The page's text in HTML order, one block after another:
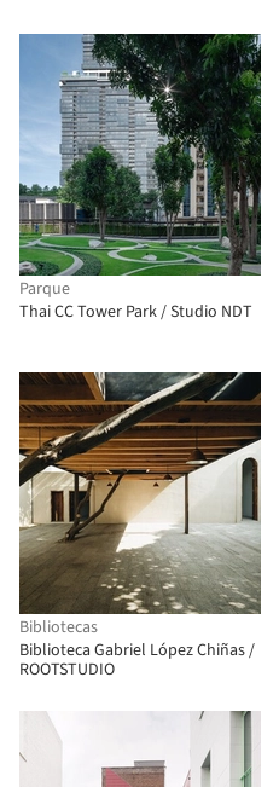
Parque
Thai CC Tower Park / Studio NDT
Bibliotecas
Biblioteca Gabriel López Chiñas /
ROOTSTUDIO